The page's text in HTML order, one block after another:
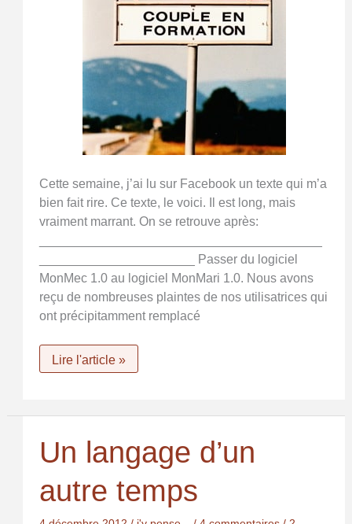
Cette semaine, j’ai lu sur Facebook un texte qui m’a
bien fait rire. Ce texte, le voici. Il est long, mais
vraiment marrant. On se retrouve après:
______________________ Passer du logiciel
MonMec 1.0 au logiciel MonMari 1.0. Nous avons
reçu de nombreuses plaintes de nos utilisatrices qui
ont précipitamment remplacé
MaNana
1.0
Lire l'article »
Un langage d’un
autre temps